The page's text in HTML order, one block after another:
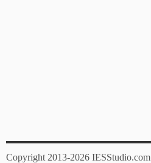
Copyright 2013-2026 IESStudio.com